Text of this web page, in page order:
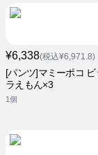
¥6,338(税込¥6,971.8)
[パンツ]マミーポコ ビ
ラえもん×3
1個